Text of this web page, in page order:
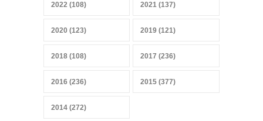
Sobrevivir a la IA, sensores y
2022 (108) 2021 (137)
2020 (123) 2019 (121)
2018 (108) 2017 (236)
2016 (236) 2015 (377)
2014 (272)